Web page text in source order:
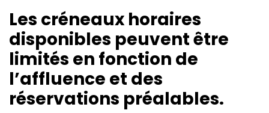
Les créneaux horaires
disponibles peuvent être
limités en fonction de
l’affluence et des
réservations préalables.